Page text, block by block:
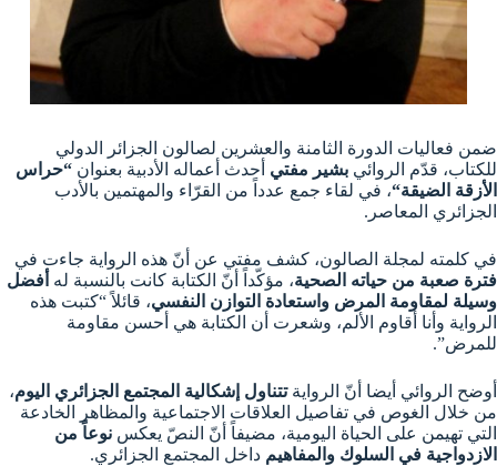
ضمن فعاليات الدورة الثامنة والعشرين لصالون الجزائر الدولي
للكتاب، قدّم الروائي بشير مفتي أحدث أعماله الأدبية بعنوان “حراس
الأزقة الضيقة“، في لقاء جمع عدداً من القرّاء والمهتمين بالأدب
الجزائري المعاصر.
في كلمته لمجلة الصالون، كشف مفتي عن أنّ هذه الرواية جاءت في
فترة صعبة من حياته الصحية، مؤكّداً أنّ الكتابة كانت بالنسبة له أفضل
وسيلة لمقاومة المرض واستعادة التوازن النفسي، قائلاً “كتبت هذه
الرواية وأنا أقاوم الألم، وشعرت أن الكتابة هي أحسن مقاومة
للمرض”.
أوضح الروائي أيضا أنّ الروايةتتناول إشكالية المجتمع الجزائري اليوم،
من خلال الغوص في تفاصيل العلاقات الاجتماعية والمظاهر الخادعة
التي تهيمن على الحياة اليومية، مضيفاً أنّ النصّ يعكس نوعاً من
الازدواجية في السلوك والمفاهيم داخل المجتمع الجزائري.